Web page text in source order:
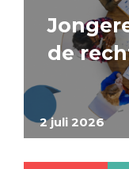
2 juli 2026
de